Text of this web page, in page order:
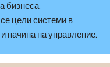
бизнеса.
цели системи в
начина на управление.